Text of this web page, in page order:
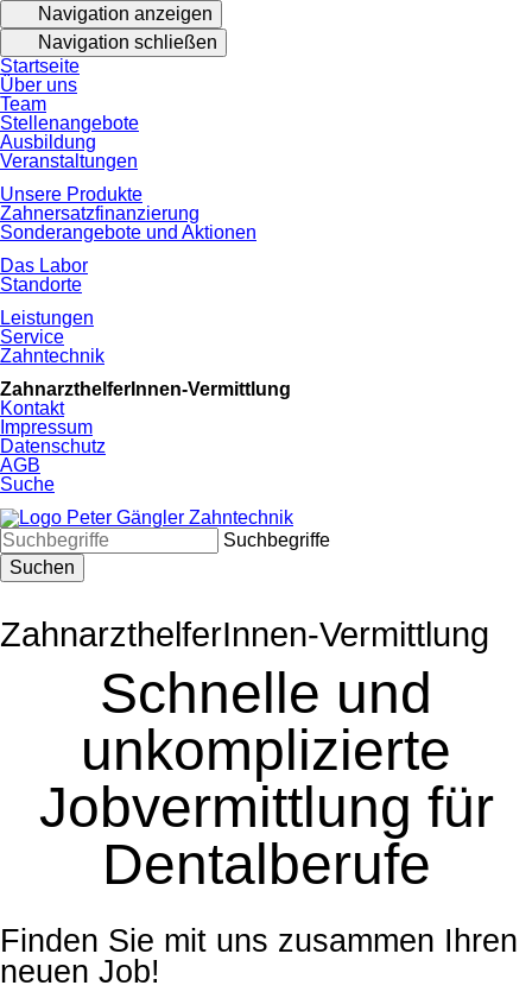
Navigation
überspringen
Navigation anzeigen
Navigation schließen
Startseite
Über uns
Team
Stellenangebote
Ausbildung
Veranstaltungen
Unsere Produkte
Zahnersatzfinanzierung
Sonderangebote und Aktionen
Das Labor
Standorte
Leistungen
Service
Zahntechnik
ZahnarzthelferInnen-Vermittlung
Kontakt
Impressum
Datenschutz
AGB
Suche
Suchbegriffe
Suchen
ZahnarzthelferInnen-Vermittlung
Schnelle und
unkomplizierte
Jobvermittlung für
Dentalberufe
Finden Sie mit uns zusammen Ihren
neuen Job!